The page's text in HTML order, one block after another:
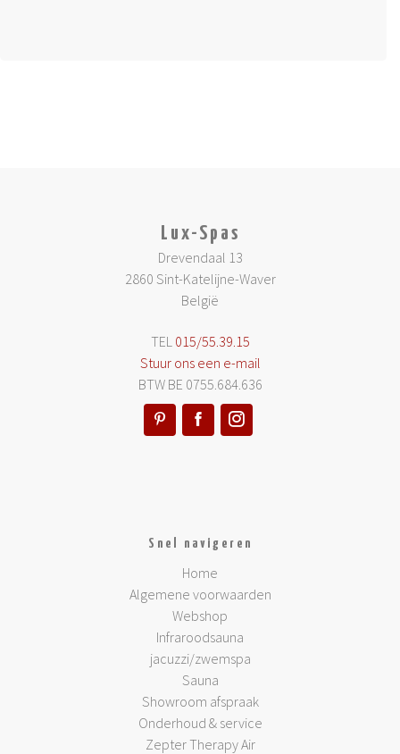
Lux-Spas
Drevendaal 13
2860 Sint-Katelijne-Waver
België
TEL 015/55.39.15
Stuur ons een e-mail
BTW BE 0755.684.636
Snel navigeren
Home
Algemene voorwaarden
Webshop
Infraroodsauna
jacuzzi/zwemspa
Sauna
Showroom afspraak
Onderhoud & service
Zepter Therapy Air